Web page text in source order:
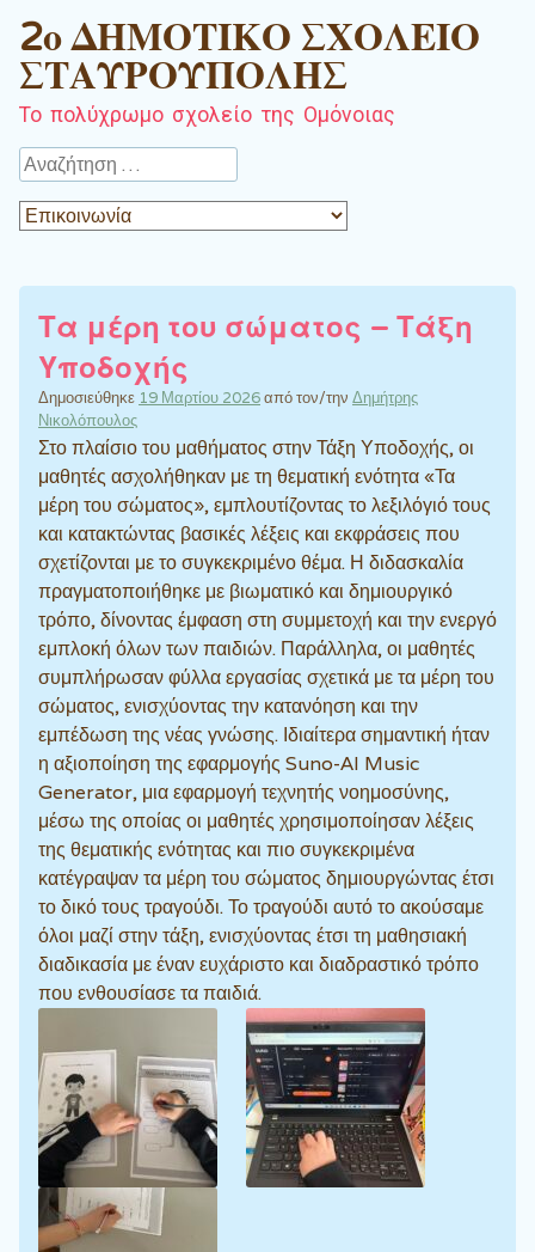
2ο ΔΗΜΟΤΙΚΟ ΣΧΟΛΕΙΟ
ΣΤΑΥΡΟΥΠΟΛΗΣ
Το πολύχρωμο σχολείο της Ομόνοιας
Αναζήτηση
Τα μέρη του σώματος – Τάξη
Υποδοχής
Δημοσιεύθηκε 19 Μαρτίου 2026από τον/την Δημήτρης
Νικολόπουλος
Στο πλαίσιο του μαθήματος στην Τάξη Υποδοχής, οι
μαθητές ασχολήθηκαν με τη θεματική ενότητα «Τα
μέρη του σώματος», εμπλουτίζοντας το λεξιλόγιό τους
και κατακτώντας βασικές λέξεις και εκφράσεις που
σχετίζονται με το συγκεκριμένο θέμα. Η διδασκαλία
πραγματοποιήθηκε με βιωματικό και δημιουργικό
τρόπο, δίνοντας έμφαση στη συμμετοχή και την ενεργό
εμπλοκή όλων των παιδιών. Παράλληλα, οι μαθητές
συμπλήρωσαν φύλλα εργασίας σχετικά με τα μέρη του
σώματος, ενισχύοντας την κατανόηση και την
εμπέδωση της νέας γνώσης. Ιδιαίτερα σημαντική ήταν
η αξιοποίηση της εφαρμογής Suno-AI Music
Generator, μια εφαρμογή τεχνητής νοημοσύνης,
μέσω της οποίας οι μαθητές χρησιμοποίησαν λέξεις
της θεματικής ενότητας και πιο συγκεκριμένα
κατέγραψαν τα μέρη του σώματος δημιουργώντας έτσι
το δικό τους τραγούδι. Το τραγούδι αυτό το ακούσαμε
όλοι μαζί στην τάξη, ενισχύοντας έτσι τη μαθησιακή
διαδικασία με έναν ευχάριστο και διαδραστικό τρόπο
που ενθουσίασε τα παιδιά.